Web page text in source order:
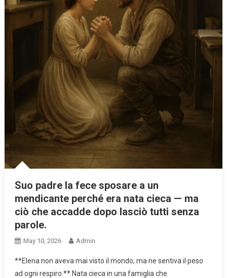
Suo padre la fece sposare a un
mendicante perché era nata cieca — ma
ciò che accadde dopo lasciò tutti senza
parole.
May 10, 2026 Admin
**Elena non aveva mai visto il mondo, ma ne sentiva il peso
ad ogni respiro.** Nata cieca in una famiglia che